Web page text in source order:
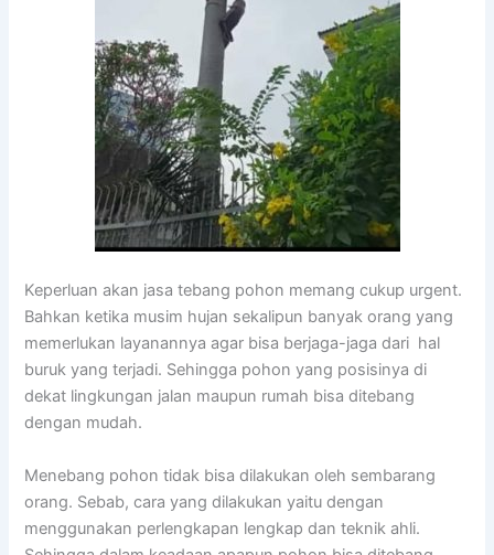
Keperluan akan jasa tebang pohon memang cukup urgent.
Bahkan ketika musim hujan sekalipun banyak orang yang
memerlukan layanannya agar bisa berjaga-jaga dari hal
buruk yang terjadi. Sehingga pohon yang posisinya di
dekat lingkungan jalan maupun rumah bisa ditebang
dengan mudah.
Menebang pohon tidak bisa dilakukan oleh sembarang
orang. Sebab, cara yang dilakukan yaitu dengan
menggunakan perlengkapan lengkap dan teknik ahli.